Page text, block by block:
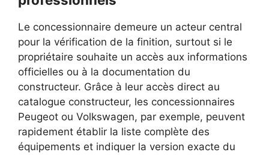
Le concessionnaire demeure un acteur central
pour la vérification de la finition, surtout si le
propriétaire souhaite un accès aux informations
officielles ou à la documentation du
constructeur. Grâce à leur accès direct au
catalogue constructeur, les concessionnaires
Peugeot ou Volkswagen, par exemple, peuvent
rapidement établir la liste complète des
équipements et indiquer la version exacte du